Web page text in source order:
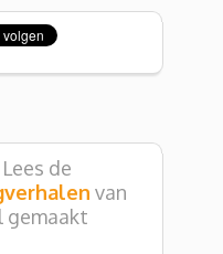
de
van
gemaakt